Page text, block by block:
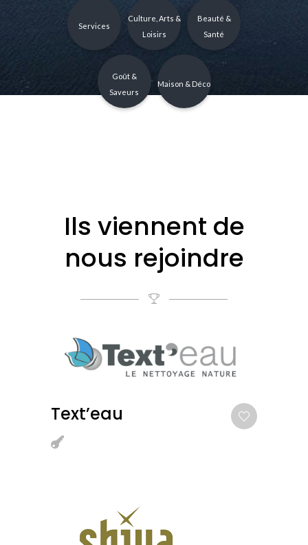
Services
Culture, Arts &
Loisirs
Beauté &
Santé
Goût &
Saveurs
Maison & Déco
Ils viennent de
nous rejoindre
Text’eau